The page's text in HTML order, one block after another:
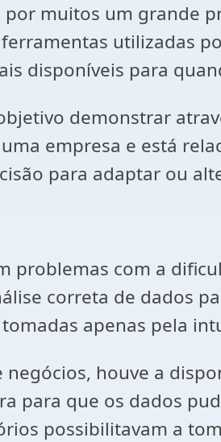
muitos um grande
utilizadas
disponíveis para
demonstrar
empresa e está
para adaptar ou
problemas com a
correta de dados
apenas pela
houve a
para que os dados
possibilitavam a